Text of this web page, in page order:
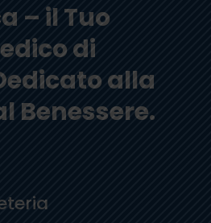
– il Tuo
di
alla
Benessere.